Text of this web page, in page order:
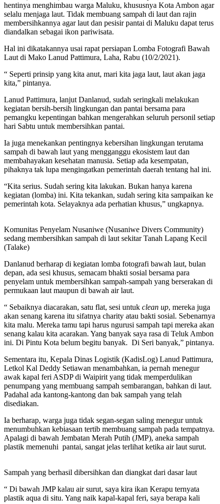
hentinya menghimbau warga Maluku, khususnya Kota Ambon agar
selalu menjaga laut. Tidak membuang sampah di laut dan rajin
membersihkannya agar laut dan pesisir pantai di Maluku dapat terus
diandalkan sebagai ikon pariwisata.
Hal ini dikatakannya usai rapat persiapan Lomba Fotografi Bawah
Laut di Mako Lanud Pattimura, Laha, Rabu (10/2/2021).
“ Seperti prinsip yang kita anut, mari kita jaga laut, laut akan jaga
kita,” pintanya.
Lanud Pattimura, lanjut Danlanud, sudah seringkali melakukan
kegiatan bersih-bersih lingkungan dan pantai bersama para
pemangku kepentingan bahkan mengerahkan seluruh personil setiap
hari Sabtu untuk membersihkan pantai.
Ia juga menekankan pentingnya kebersihan lingkungan terutama
sampah di bawah laut yang mengganggu ekosistem laut dan
membahayakan kesehatan manusia. Setiap ada kesempatan,
pihaknya tak lupa mengingatkan pemerintah daerah tentang hal ini.
“Kita serius. Sudah sering kita lakukan. Bukan hanya karena
kegiatan (lomba) ini. Kita tekankan, sudah sering kita sampaikan ke
pemerintah kota. Selayaknya ada perhatian khusus,” ungkapnya.
Komunitas Penyelam Nusaniwe (Nusaniwe Divers Community)
sedang membersihkan sampah di laut sekitar Tanah Lapang Kecil
(Talake)
Danlanud berharap di kegiatan lomba fotografi bawah laut, bulan
depan, ada sesi khusus, semacam bhakti sosial bersama para
penyelam untuk membersihkan sampah-sampah yang berserakan di
permukaan laut maupun di bawah air laut.
“ Sebaiknya diacarakan, satu flat, sesi untuk clean up, mereka juga
akan senang karena itu sifatnya charity atau bakti sosial. Sebenarnya
kita malu. Mereka tamu tapi harus ngurusi sampah tapi mereka akan
senang kalau kita acarakan. Yang banyak saya rasa di Teluk Ambon
ini. Di Pintu Kota belum begitu banyak. Di Seri banyak,” pintanya.
Sementara itu, Kepala Dinas Logistik (KadisLog) Lanud Pattimura,
Letkol Kal Deddy Setiawan menambahkan, ia pernah menegur
awak kapal feri ASDP di Waipirit yang tidak memperdulikan
penumpang yang membuang sampah sembarangan, bahkan di laut.
Padahal ada kantong-kantong dan bak sampah yang telah
disediakan.
Ia berharap, warga juga tidak segan-segan saling menegur untuk
menumbuhkan kebiasaan tertib membuang sampah pada tempatnya.
Apalagi di bawah Jembatan Merah Putih (JMP), aneka sampah
plastik memenuhi pantai, sangat jelas terlihat ketika air laut surut.
Sampah yang berhasil dibersihkan dan diangkat dari dasar laut
“ Di bawah JMP kalau air surut, saya kira ikan Kerapu ternyata
plastik aqua di situ. Yang naik kapal-kapal feri, saya berapa kali